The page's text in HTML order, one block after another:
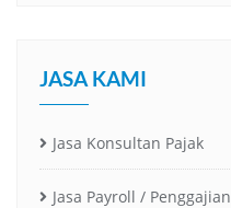
JASA KAMI
Jasa Konsultan Pajak
Jasa Payroll / Penggajian